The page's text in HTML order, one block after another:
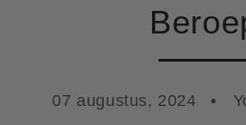
07 augustus, 2024